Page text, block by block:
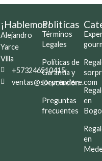
¡Hablemos!
Alejandro
Yarce
Villa
+573246510415
ventas@sorprendere.com
Politícas
Términos
Legales
Políticas de
Garantía y
Devolución
Preguntas
frecuentes
en
en